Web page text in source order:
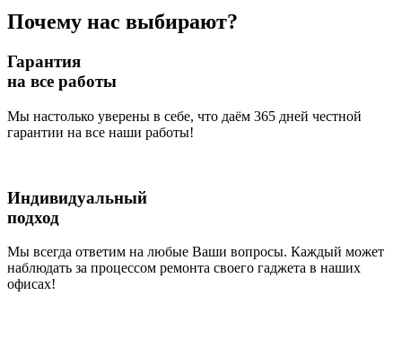
Почему нас выбирают?
Гарантия
на все работы
Мы настолько уверены в себе, что даём 365 дней честной
гарантии на все наши работы!
Индивидуальный
подход
Мы всегда ответим на любые Ваши вопросы. Каждый может
наблюдать за процессом ремонта своего гаджета в наших
офисах!